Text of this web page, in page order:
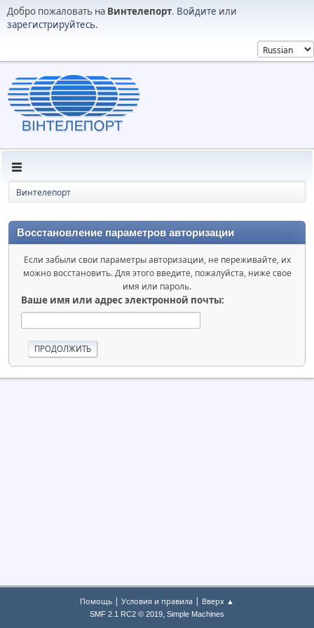
Добро пожаловать на Винтелепорт. Войдите или
зарегистрируйтесь.
Винтелепорт
Восстановление параметров авторизации
Если забыли свои параметры авторизации, не переживайте, их
можно восстановить. Для этого введите, пожалуйста, ниже свое
имя или пароль.
Ваше имя или адрес электронной почты:
Помощь | Условия и правила | Вверх ▲
SMF 2.1 RC2 © 2019, Simple Machines